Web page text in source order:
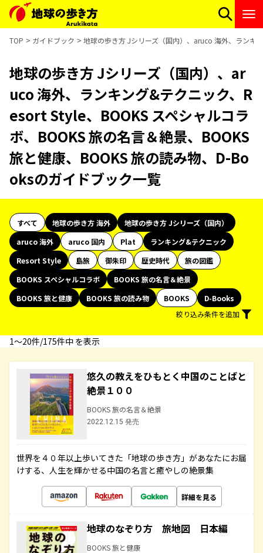
TOP ガイドブック 地球の歩き方 Jシリーズ（国内）、aruco 海外、ランキ
地球の歩き方 Jシリーズ（国内）、ar
uco 海外、ランキング&テクニック、R
esort Style、BOOKS スペシャルコラ
ボ、BOOKS 旅の名言＆絶景、BOOKS
旅と健康、BOOKS 旅の読み物、D-Bo
oksのガイドブック一覧
すべて 地球の歩き方 海外
地球の歩き方 Jシリーズ（国内）
aruco 海外
aruco 国内 Plat
ランキング&テクニック
Resort Style
島旅 御朱印 歴史時代
旅の図鑑
BOOKS スペシャルコラボ
BOOKS 旅の名言＆絶景
BOOKS 旅と健康
BOOKS 旅の読み物 BOOKS
D-Books
絞り込み条件を追加
1〜20件/175件中 を表示
悠久の教えをひもとく中国のことばと
絶景１００
BOOKS 旅の名言＆絶景
2022.12.15 発売
世界を４０年以上歩いてきた「地球の歩き方」があなたにお届
けする、人生を輝かせる中国の名言と癒やしの絶景集
詳細を見る
地球のなぞり方 旅地図 日本編
BOOKS 旅と健康